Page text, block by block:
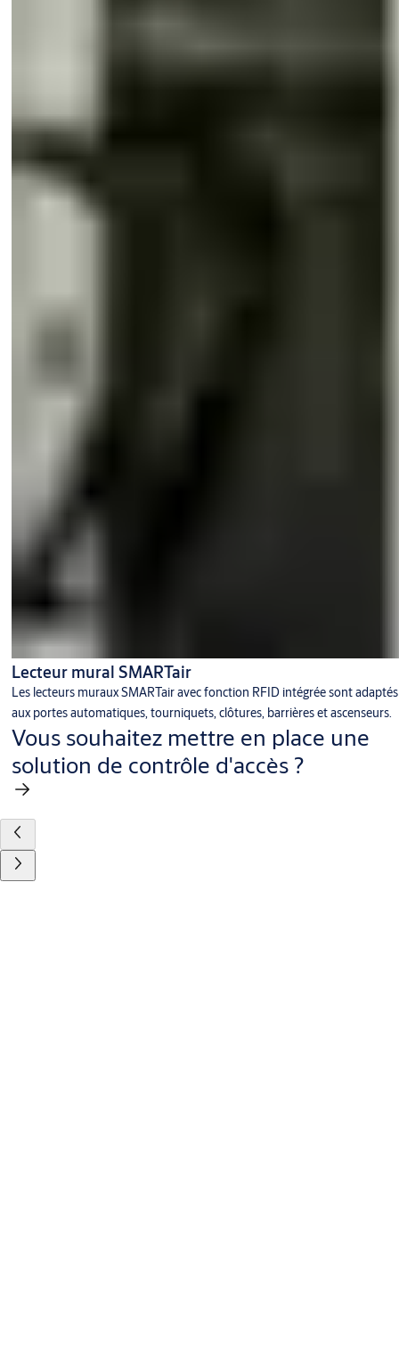
Lecteur mural SMARTair
Les lecteurs muraux SMARTair avec fonction RFID intégrée sont adaptés
aux portes automatiques, tourniquets, clôtures, barrières et ascenseurs.
Vous souhaitez mettre en place une
solution de contrôle d'accès ?